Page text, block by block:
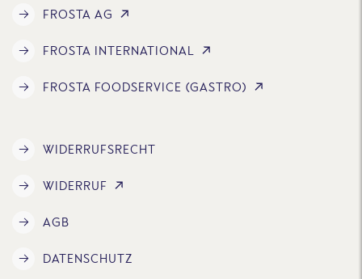
FROSTA AG
FROSTA INTERNATIONAL
FROSTA FOODSERVICE (GASTRO)
WIDERRUFSRECHT
WIDERRUF
AGB
DATENSCHUTZ